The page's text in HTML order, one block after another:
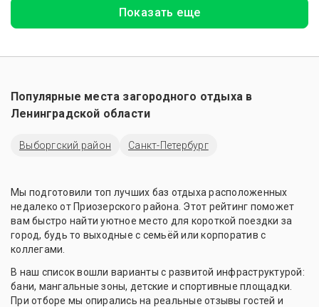
Показать еще
Популярные места загородного отдыха в
Ленинградской области
Выборгский район Санкт-Петербург
Мы подготовили топ лучших баз отдыха расположенных
недалеко от Приозерского района. Этот рейтинг поможет
вам быстро найти уютное место для короткой поездки за
город, будь то выходные с семьёй или корпоратив с
коллегами.
В наш список вошли варианты с развитой инфраструктурой:
бани, мангальные зоны, детские и спортивные площадки.
При отборе мы опирались на реальные отзывы гостей и